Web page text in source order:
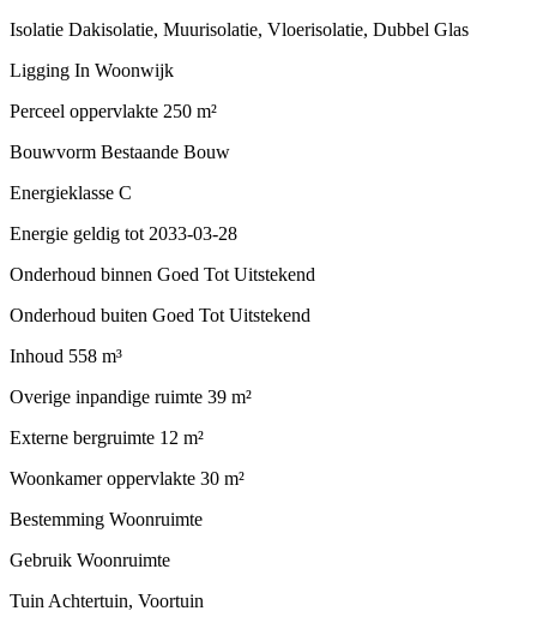
Isolatie Dakisolatie, Muurisolatie, Vloerisolatie, Dubbel Glas
Ligging In Woonwijk
Perceel oppervlakte 250 m²
Bouwvorm Bestaande Bouw
Energieklasse C
Energie geldig tot 2033-03-28
Onderhoud binnen Goed Tot Uitstekend
Onderhoud buiten Goed Tot Uitstekend
Inhoud 558 m³
Overige inpandige ruimte 39 m²
Externe bergruimte 12 m²
Woonkamer oppervlakte 30 m²
Bestemming Woonruimte
Gebruik Woonruimte
Tuin Achtertuin, Voortuin